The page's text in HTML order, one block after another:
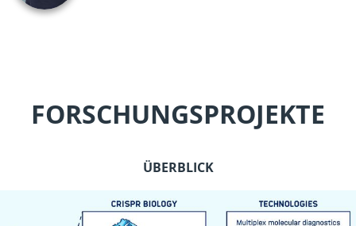
FORSCHUNGSPROJEKTE
ÜBERBLICK